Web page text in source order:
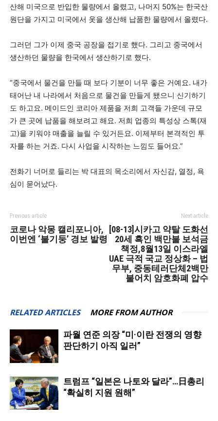
산해 미국으로 반입한 물량에서 올렸고, 나머지 50%는 한국산
원단을 가지고 미국에서 옷을 생산해 납품한 물량에서 올렸다.
그러던 그가 이제 중국 공장을 접기로 했다. 그리고 중국에서
생산하던 물량을 한국에서 생산하기로 했다.
“중국에서 물건을 만들 때 보다 기분이 너무 좋은 거예요. 내가
태어난 내 나라에서 처음으로 물건을 만들게 됐으니 신기하기
도 하고요. 메이드인 코리아 제품을 저희 고객들 가운데 규모
가 큰 곳에 납품을 해보려고 해요. 저희 업종의 특성상 스톡(재
고)을 키워야 매출을 늘릴 수 있거든요. 이제부터 본격적인 투
자를 하는 거죠. 다시 사업을 시작하는 느낌도 들어요.”
전화기 너머로 들리는 박 대표의 목소리에서 자신감, 열정, 욕
심이 묻어났다.
Previous article
코로나 악몽 캘리포니아,
이번엔 ‘불기둥’ 경보 발령
Next article
[08-13]시카고 약탈 도화선
20세 흑인 백만불 보석금
책정,8월13일 이스라엘
UAE 극적 국교 정상화 – 법
무부, 중동테러단체2백만
불어치 암호화폐 압수
RELATED ARTICLES MORE FROM AUTHOR
파월 연준 의장 “미·이란 전쟁의 영향
판단하기 아직 일러”
트럼프 “일본은 나토와 달라”…日총리
“확실히 지원 원해”